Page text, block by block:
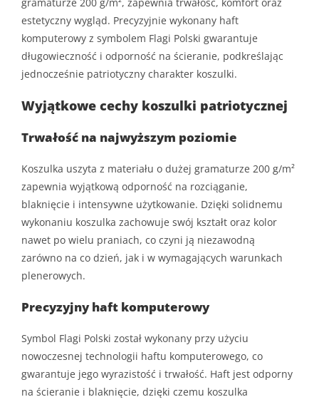
gramaturze 200 g/m², zapewnia trwałość, komfort oraz
estetyczny wygląd. Precyzyjnie wykonany haft
komputerowy z symbolem Flagi Polski gwarantuje
długowieczność i odporność na ścieranie, podkreślając
jednocześnie patriotyczny charakter koszulki.
Wyjątkowe cechy koszulki patriotycznej
Trwałość na najwyższym poziomie
Koszulka uszyta z materiału o dużej gramaturze 200 g/m²
zapewnia wyjątkową odporność na rozciąganie,
blaknięcie i intensywne użytkowanie. Dzięki solidnemu
wykonaniu koszulka zachowuje swój kształt oraz kolor
nawet po wielu praniach, co czyni ją niezawodną
zarówno na co dzień, jak i w wymagających warunkach
plenerowych.
Precyzyjny haft komputerowy
Symbol Flagi Polski został wykonany przy użyciu
nowoczesnej technologii haftu komputerowego, co
gwarantuje jego wyrazistość i trwałość. Haft jest odporny
na ścieranie i blaknięcie, dzięki czemu koszulka